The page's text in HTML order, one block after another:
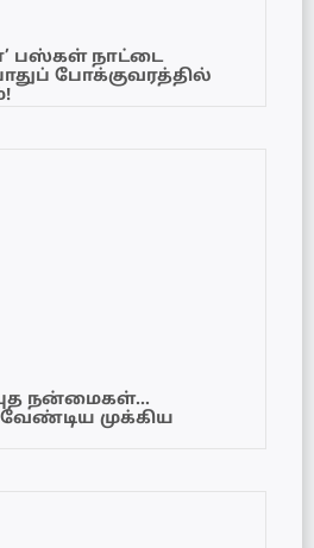
பஸ்கள் நாட்டை
போக்குவரத்தில்
நன்மைகள்…
முக்கிய